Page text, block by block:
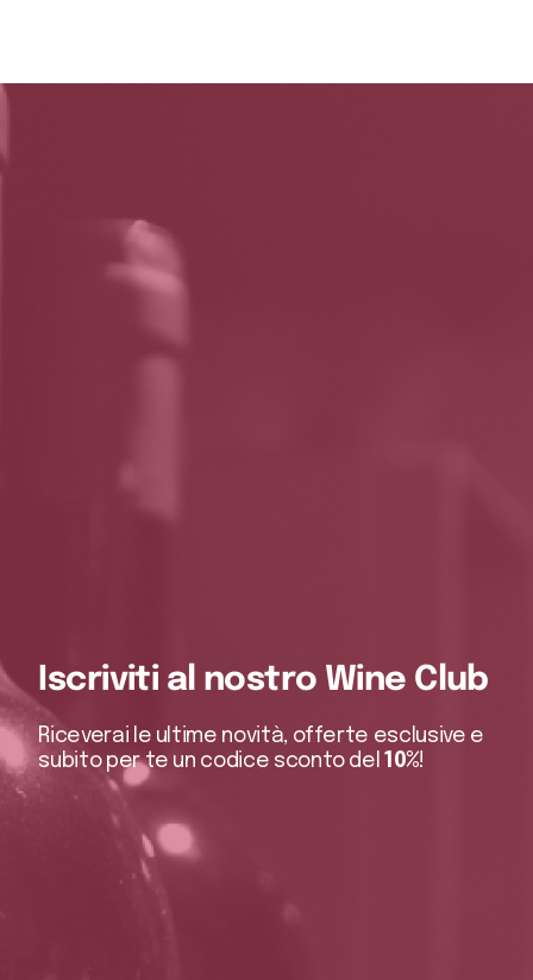
Iscriviti al nostro Wine Club
Riceverai le ultime novità, offerte esclusive e
subito per te un codice sconto del10%!